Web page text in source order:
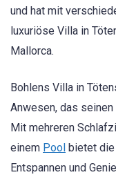
und hat mit
luxuriöse Villa in
Mallorca.
Bohlens Villa in
Anwesen, das
Mit mehreren
einem Pool bietet die
Entspannen und